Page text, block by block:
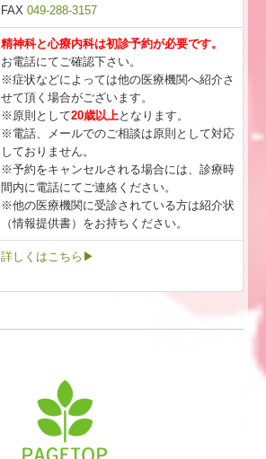
FAX049-288-3157
精神科と心療内科は初診予約が必要です。
お電話にてご確認下さい。
※症状などによっては他の医療機関へ紹介さ
せて頂く場合がございます。
※原則として20歳以上 となります。
※電話、メールでのご相談は原則として対応
しておりません。
※予約をキャンセルされる場合には、診療時
間内に電話にてご連絡ください。
※他の医療機関に受診されている方は紹介状
（情報提供書）をお持ちください。
詳しくはこちら▶